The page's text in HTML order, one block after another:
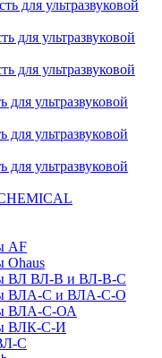
для ультразвуковой
для ультразвуковой
для ультразвуковой
ультразвуковой
ультразвуковой
ультразвуковой
AF
Ohaus
ВЛ ВЛ-В и ВЛ-В-С
ВЛА-С и ВЛА-С-О
ВЛА-С-ОА
ВЛК-С-И
С